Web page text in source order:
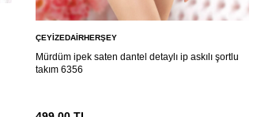
ÇEYIZEDAIRHERŞEY
Mürdüm ipek saten dantel detaylı ip askılı şortlu
takım 6356